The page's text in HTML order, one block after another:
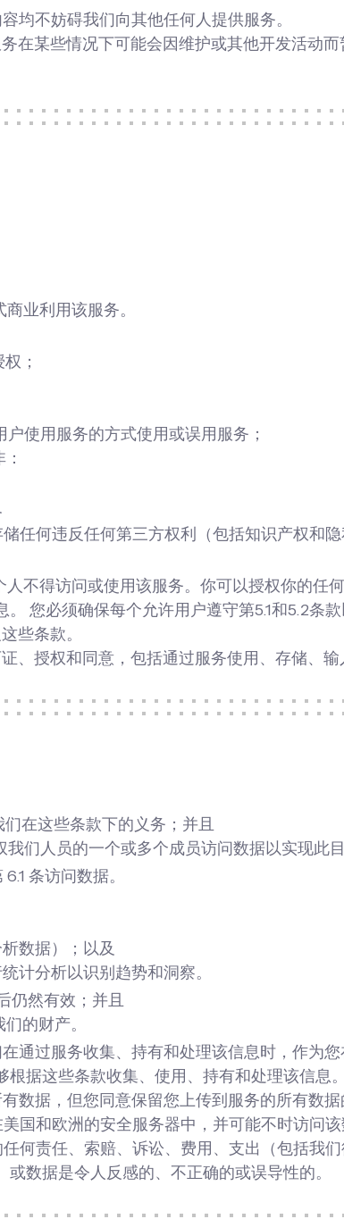
均不妨碍我们向其他任何人提供服务。
在某些情况下可能会因维护或其他开发活动
业利用该服务。
；
使用服务的方式使用或误用服务；
任何违反任何第三方权利（包括知识产权和
不得访问或使用该服务。你可以授权你的任
。 您必须确保每个允许用户遵守第5.1和5.2条
些条款。
、授权和同意，包括通过服务使用、存储、输
在这些条款下的义务；并且
们人员的一个或多个成员访问数据以实现此目
条访问数据。
数据）；以及
计分析以识别趋势和洞察。
仍然有效；并且
的财产。
通过服务收集、持有和处理该信息时，作为
据这些条款收集、使用、持有和处理该信息。
数据，但您同意保留您上传到服务的所有数据
国和欧洲的安全服务器中，并可能不时访问该
何责任、索赔、诉讼、费用、支出（包括我
数据是令人反感的、不正确的或误导性的。